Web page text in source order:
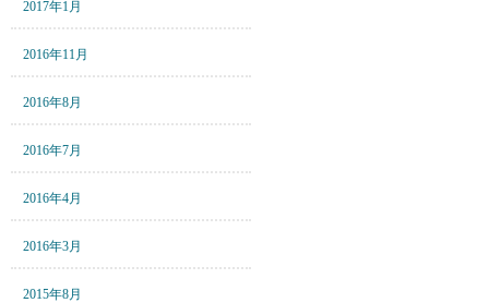
2017年1月
2016年11月
2016年8月
2016年7月
2016年4月
2016年3月
2015年8月